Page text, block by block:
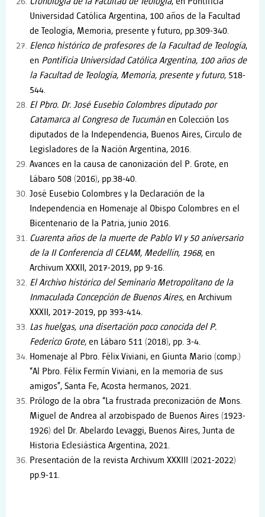
Universidad Católica Argentina, 100 años de la Facultad
de Teología, Memoria, presente y futuro, pp.309-340.
Elenco histórico de profesores de la Facultad de Teología,
en Pontificia Universidad Católica Argentina, 100 años de
la Facultad de Teología, Memoria, presente y futuro, 518-
544.
El Pbro. Dr. José Eusebio Colombres diputado por
Catamarca al Congreso de Tucumánen Colección Los
diputados de la Independencia, Buenos Aires, Circulo de
Legisladores de la Nación Argentina, 2016.
Avances en la causa de canonización del P. Grote, en
Lábaro 508 (2016), pp.38-40.
José Eusebio Colombres y la Declaración de la
Independencia en Homenaje al Obispo Colombres en el
Bicentenario de la Patria, junio 2016.
Cuarenta años de la muerte de Pablo VI y 50 aniversario
de la II Conferencia dl CELAM, Medellín, 1968, en
Archivum XXXII, 2017-2019, pp 9-16.
El Archivo histórico del Seminario Metropolitano de la
Inmaculada Concepción de Buenos Aires, en Archivum
XXXII, 2017-2019, pp 393-414.
Las huelgas, una disertación poco conocida del P.
Federico Grote, en Lábaro 511 (2018), pp. 3-4.
Homenaje al Pbro. Félix Viviani, en Giunta Mario (comp.)
“Al Pbro. Félix Fermín Viviani, en la memoria de sus
amigos”, Santa Fe, Acosta hermanos, 2021.
Prólogo de la obra “La frustrada preconización de Mons.
Miguel de Andrea al arzobispado de Buenos Aires (1923-
1926) del Dr. Abelardo Levaggi, Buenos Aires, Junta de
Historia Eclesiástica Argentina, 2021.
Presentación de la revista Archivum XXXIII (2021-2022)
pp.9-11.